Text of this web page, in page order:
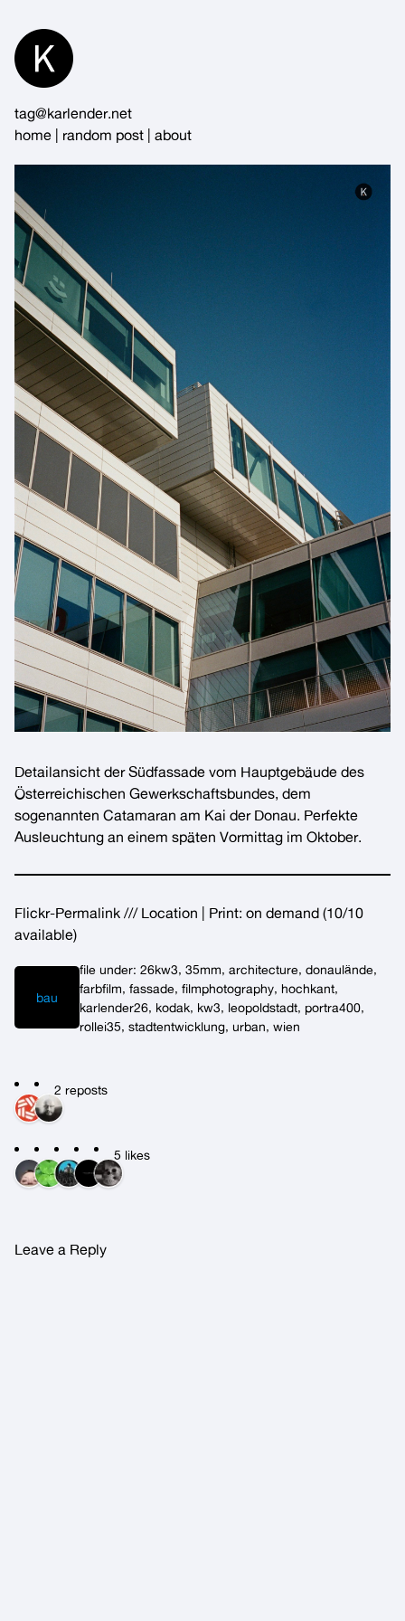
Content
tag@karlender.net
home
random post about
Detailansicht der Südfassade vom Hauptgebäude des
Österreichischen Gewerkschaftsbundes, dem
sogenannten Catamaran am Kai der Donau. Perfekte
Ausleuchtung an einem späten Vormittag im Oktober.
Flickr-Permalink /// Location | Print: on demand (10/10
available)
bau
file under: 26kw3, 35mm, architecture, donaulände
farbfilm, fassade, filmphotography, hochkant
karlender26, kodak, kw3, leopoldstadt, portra400
rollei35, stadtentwicklung, urban, wien
2 reposts
5 likes
Leave a Reply